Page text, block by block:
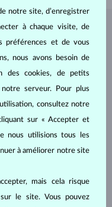
KLENOTA
notre site, d’enregistrer
à chaque visite, de
préférences et de vous
nous avons besoin de
des cookies, de petits
serveur. Pour plus
consultez notre
sur « Accepter et
nous utilisions tous les
à améliorer notre site
mais cela risque
sur le site. Vous pouvez